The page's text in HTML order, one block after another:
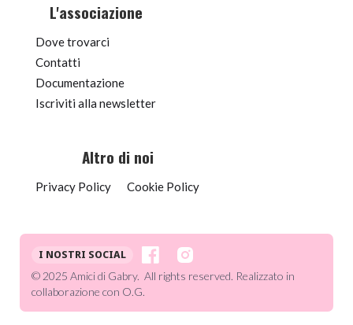
L'associazione
Dove trovarci
Contatti
Documentazione
Iscriviti alla newsletter
Altro di noi
Privacy Policy Cookie Policy
I NOSTRI SOCIAL
© 2025 Amici di Gabry. All rights reserved. Realizzato in
collaborazione con O.G.